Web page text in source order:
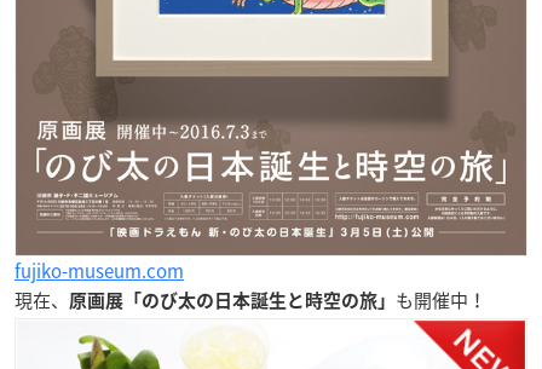
fujiko-museum.com
現在、
原画展「のび太の日本誕生と時空の旅」 も開催中！